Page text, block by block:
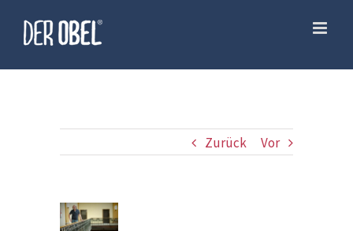
content
Zurück Vor
Zeige